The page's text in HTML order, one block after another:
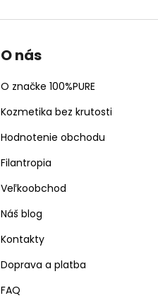
O nás
O značke 100%PURE
Kozmetika bez krutosti
Hodnotenie obchodu
Filantropia
Veľkoobchod
Náš blog
Kontakty
Doprava a platba
FAQ